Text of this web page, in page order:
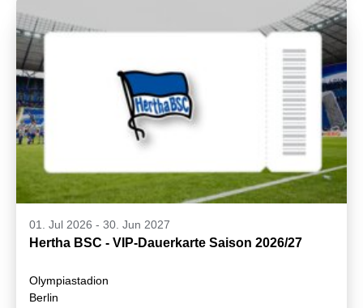
01. Jul 2026 - 30. Jun 2027
Hertha BSC - VIP-Dauerkarte Saison 2026/27
Olympiastadion
Berlin